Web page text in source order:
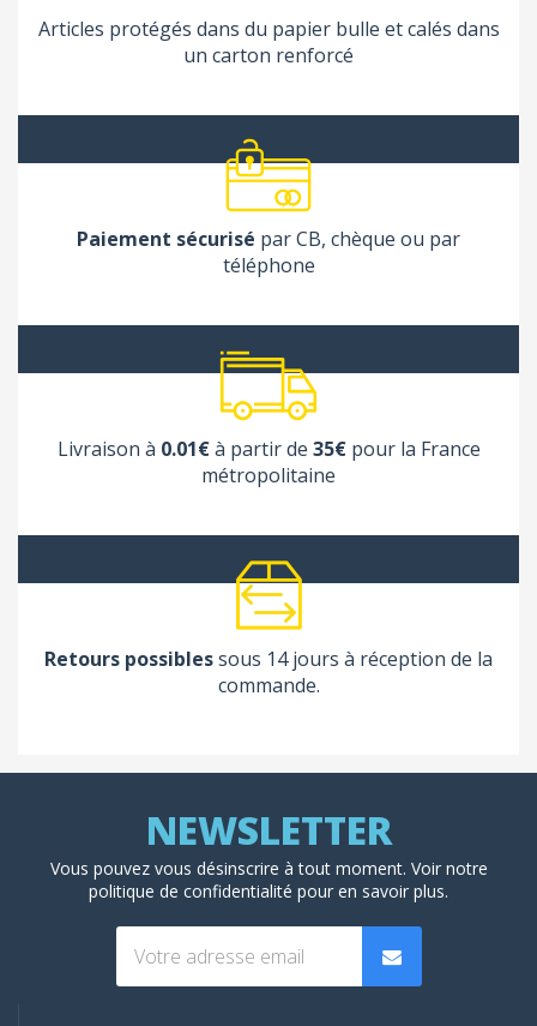
Articles protégés dans du papier bulle et calés dans
un carton renforcé
Paiement sécurisé par CB, chèque ou par
téléphone
Livraison à 0.01€à partir de 35€pour la France
métropolitaine
Retours possiblessous 14 jours à réception de la
commande.
Vous pouvez vous désinscrire à tout moment. Voir notre
politique de confidentialité pour en savoir plus.